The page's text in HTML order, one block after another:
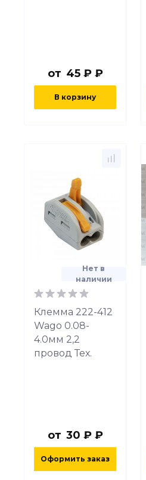
от 45 ₽ ₽
В корзину
Нет в
наличии
Клемма 222-412
Wago 0.08-
4.0мм 2,2
провод Тех.
от 30 ₽ ₽
Оформить заказ